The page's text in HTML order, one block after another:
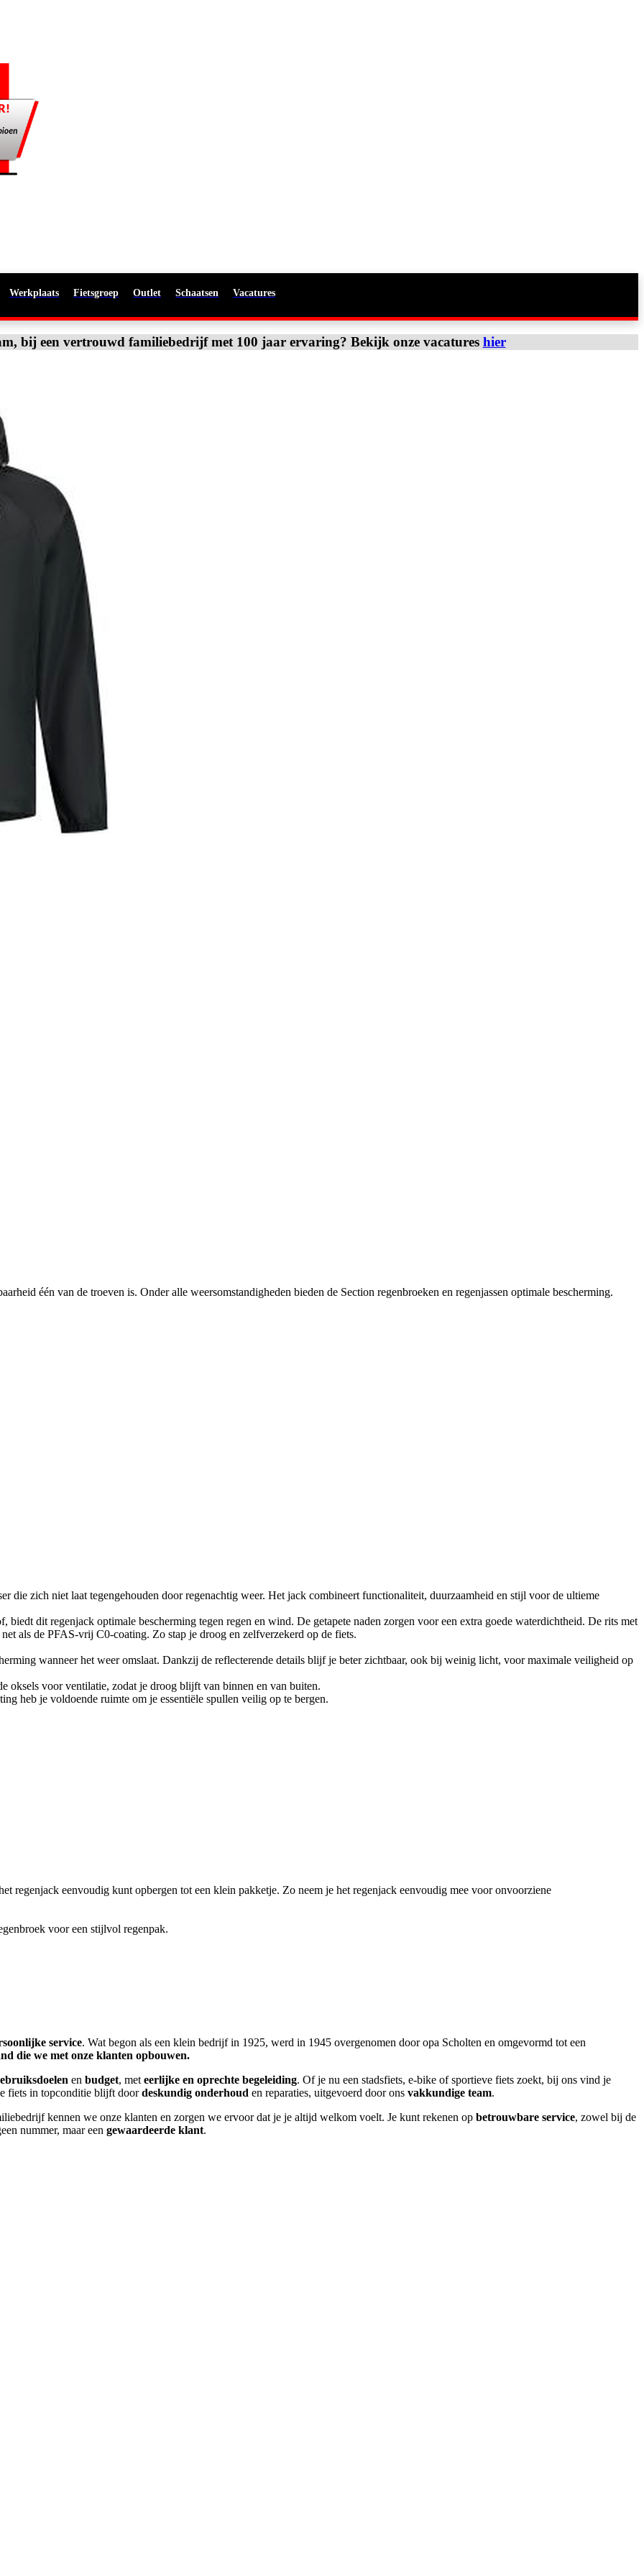
Werkplaats Fietsgroep Outlet Schaatsen Vacatures
bij een vertrouwd familiebedrijf met 100 jaar ervaring? Bekijk onze vacatures hier
één van de troeven is. Onder alle weersomstandigheden bieden de Section regenbroeken en regenjassen optimale bescherming.
die zich niet laat tegengehouden door regenachtig weer. Het jack combineert functionaliteit, duurzaamheid en stijl voor de ultieme
dit regenjack optimale bescherming tegen regen en wind. De getapete naden zorgen voor een extra goede waterdichtheid. De rits met
als de PFAS-vrij C0-coating. Zo stap je droog en zelfverzekerd op de fiets.
wanneer het weer omslaat. Dankzij de reflecterende details blijf je beter zichtbaar, ook bij weinig licht, voor maximale veiligheid op
oksels voor ventilatie, zodat je droog blijft van binnen en van buiten.
heb je voldoende ruimte om je essentiële spullen veilig op te bergen.
regenjack eenvoudig kunt opbergen tot een klein pakketje. Zo neem je het regenjack eenvoudig mee voor onvoorziene
voor een stijlvol regenpak.
service. Wat begon als een klein bedrijf in 1925, werd in 1945 overgenomen door opa Scholten en omgevormd tot een
die we met onze klanten opbouwen.
en budget, met eerlijke en oprechte begeleiding. Of je nu een stadsfiets, e-bike of sportieve fiets zoekt, bij ons vind je
fiets in topconditie blijft doordeskundig onderhoud en reparaties, uitgevoerd door ons vakkundige team.
kennen we onze klanten en zorgen we ervoor dat je je altijd welkom voelt. Je kunt rekenen op betrouwbare service, zowel bij de
nummer, maar een gewaardeerde klant.